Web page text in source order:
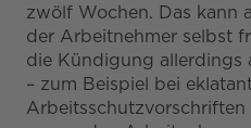
zwölf Wochen. Das kann
der Arbeitnehmer selbst
die Kündigung allerdings
– zum Beispiel bei
Arbeitsschutzvorschriften